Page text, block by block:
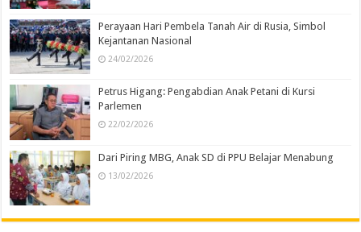
Perayaan Hari Pembela Tanah Air di Rusia, Simbol
Kejantanan Nasional
24/02/2026
Petrus Higang: Pengabdian Anak Petani di Kursi
Parlemen
22/02/2026
Dari Piring MBG, Anak SD di PPU Belajar Menabung
13/02/2026